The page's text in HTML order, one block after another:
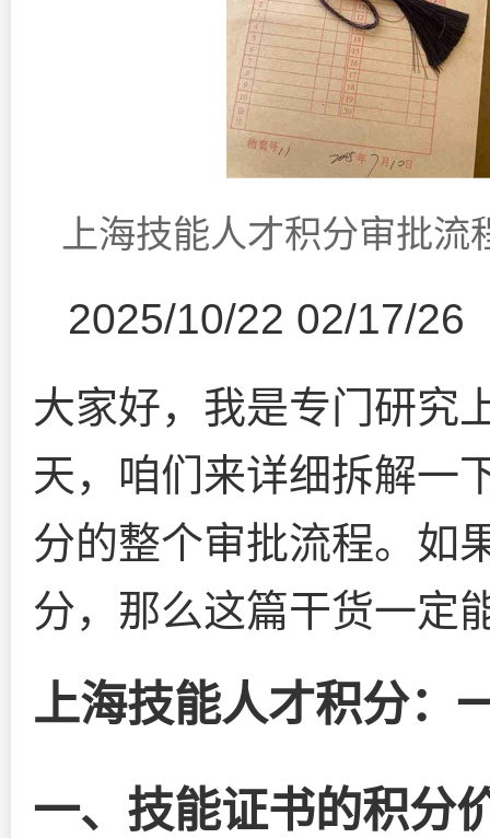
上海技能人才积分审批
2025/10/22 02/17/26
大家好，我是专门研究
天，咱们来详细拆解一
分的整个审批流程。如
分，那么这篇干货一定
上海技能人才积分：
一、技能证书的积分